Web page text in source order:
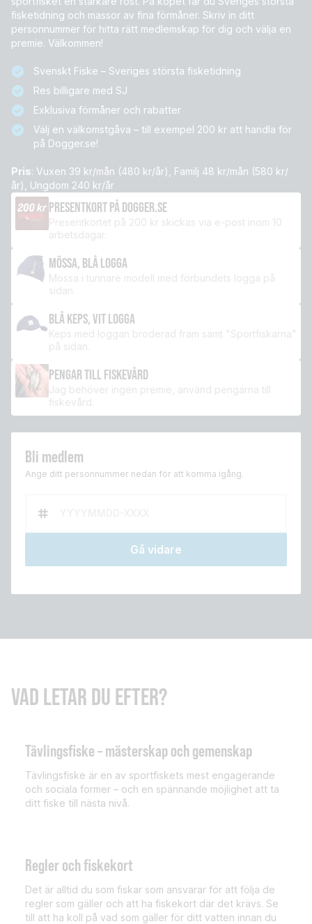
fisketidning och massor av fina förmåner. Skriv in ditt
personnummer för hitta rätt medlemskap för dig och välja en
premie. Välkommen!
Svenskt Fiske – Sveriges största fisketidning
Res billigare med SJ
Exklusiva förmåner och rabatter
Välj en välkomstgåva – till exempel 200 kr att handla för
på Dogger.se!
Pris: Vuxen 39 kr/mån (480 kr/år), Familj 48 kr/mån (580 kr/
år), Ungdom 240 kr/år
PRESENTKORT PÅ DOGGER.SE
Presentkortet på 200 kr skickas via e-post inom 10
arbetsdagar.
MÖSSA, BLÅ LOGGA
Mössa i tunnare modell med förbundets logga på
sidan.
BLÅ KEPS, VIT LOGGA
Keps med loggan broderad fram samt "Sportfiskarna"
på sidan.
PENGAR TILL FISKEVÅRD
Jag behöver ingen premie, använd pengarna till
fiskevård.
Bli medlem
Ange ditt personnummer nedan för att komma igång.
Gå vidare
VAD LETAR DU EFTER?
Tävlingsfiske – mästerskap och gemenskap
Tävlingsfiske är en av sportfiskets mest engagerande
och sociala former – och en spännande möjlighet att ta
ditt fiske till nästa nivå.
Regler och fiskekort
Det är alltid du som fiskar som ansvarar för att följa de
regler som gäller och att ha fiskekort där det krävs. Se
till att ha koll på vad som gäller för ditt vatten innan du